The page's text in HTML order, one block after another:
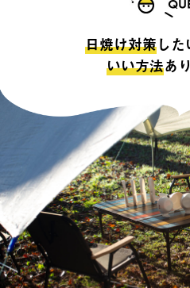
日焼け対策した
いい方法あ